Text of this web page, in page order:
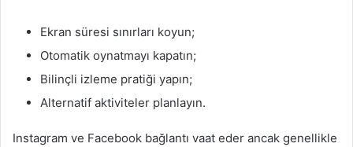
Ekran süresi sınırları koyun;
Otomatik oynatmayı kapatın;
Bilinçli izleme pratiği yapın;
Alternatif aktiviteler planlayın.
Instagram ve Facebook bağlantı vaat eder ancak genellikle